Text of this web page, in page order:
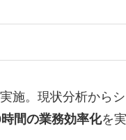
施。現状分析から
間の業務効率化を